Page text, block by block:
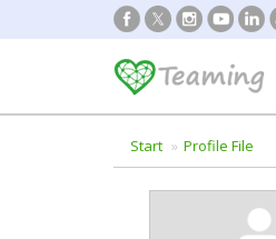
Start Profile File